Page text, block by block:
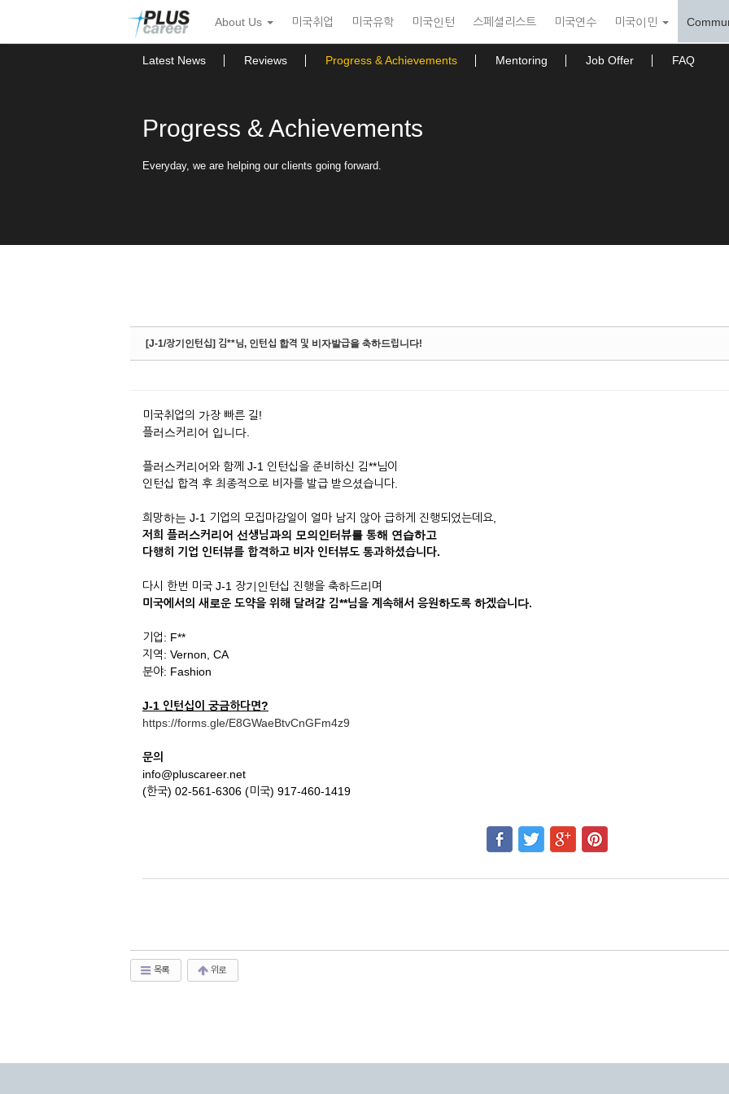
뉴
토
About Us 미국취업 미국유학 미국인턴 스페셜리스트 미국연수 미국이민
Latest News Reviews Progress & Achievements Mentoring Job Offer FAQ
Progress & Achievements
Everyday, we are helping our clients going forward.
[J-1/장기인턴십] 김**님, 인턴십 합격 및 비자발급을 축하드립니다!
미국취업의 가장 빠른 길!
플러스커리어 입니다.
플러스커리어와 함께 J-1 인턴십을 준비하신 김**님이
인턴십 합격 후 최종적으로 비자를 발급 받으셨습니다.
희망하는 J-1 기업의 모집마감일이 얼마 남지 않아 급하게 진행되었는데요,
저희 플러스커리어 선생님과의 모의인터뷰를 통해 연습하고
다행히 기업 인터뷰를 합격하고 비자 인터뷰도 통과하셨습니다.
다시 한번 미국 J-1 장기인턴십 진행을 축하드리며
미국에서의 새로운 도약을 위해 달려갈 김**님을 계속해서 응원하도록 하겠습니다.
기업: F**
지역: Vernon, CA
분야: Fashion
J-1 인턴십이 궁금하다면?
https://forms.gle/E8GWaeBtvCnGFm4z9
문의
info@pluscareer.net
(한국) 02-561-6306 (미국) 917-460-1419
목록 위로